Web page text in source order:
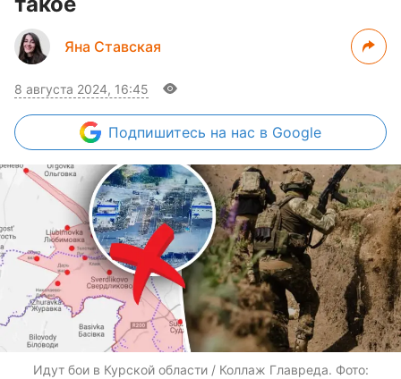
Яна Ставская
8 августа 2024, 16:45
Подпишитесь на нас в Google
Идут бои в Курской области / Коллаж Главреда. Фото: